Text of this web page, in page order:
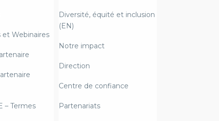
Webinaires
– Termes
Diversité, équité et inclusion
(EN)
Notre impact
Direction
Centre de confiance
Partenariats